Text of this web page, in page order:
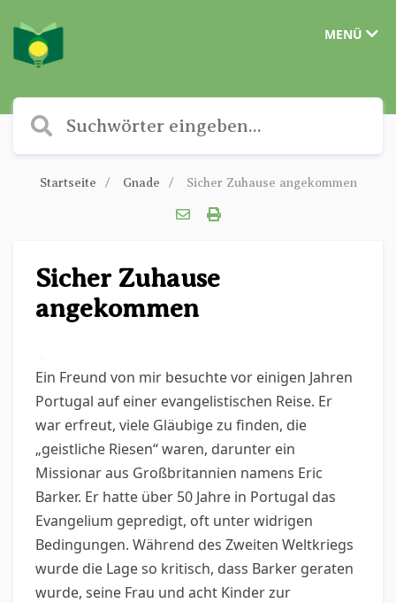
MENÜ
Startseite Gnade Sicher Zuhause angekommen
Sicher Zuhause
angekommen
Ein Freund von mir besuchte vor einigen Jahren
Portugal auf einer evangelistischen Reise. Er
war erfreut, viele Gläubige zu finden, die
„geistliche Riesen“ waren, darunter ein
Missionar aus Großbritannien namens Eric
Barker. Er hatte über 50 Jahre in Portugal das
Evangelium gepredigt, oft unter widrigen
Bedingungen. Während des Zweiten Weltkriegs
wurde die Lage so kritisch, dass Barker geraten
wurde, seine Frau und acht Kinder zur